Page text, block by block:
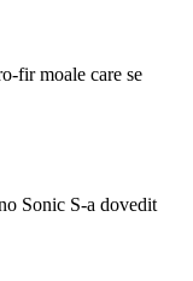
fir moale care se
Sonic S-a dovedit